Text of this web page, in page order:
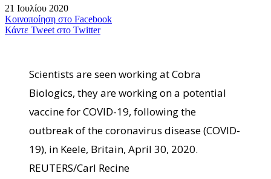
21 Ιουλίου 2020
Κοινοποίηση στο Facebook
Κάντε Tweet στο Twitter
Scientists are seen working at Cobra
Biologics, they are working on a potential
vaccine for COVID-19, following the
outbreak of the coronavirus disease (COVID-
19), in Keele, Britain, April 30, 2020.
REUTERS/Carl Recine